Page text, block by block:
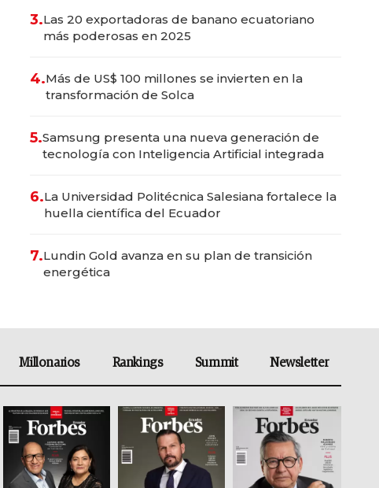
3.Las 20 exportadoras de banano ecuatoriano
más poderosas en 2025
4.Más de US$ 100 millones se invierten en la
transformación de Solca
5.Samsung presenta una nueva generación de
tecnología con Inteligencia Artificial integrada
6.La Universidad Politécnica Salesiana fortalece la
huella científica del Ecuador
7.Lundin Gold avanza en su plan de transición
energética
Millonarios Rankings Summit Newsletter